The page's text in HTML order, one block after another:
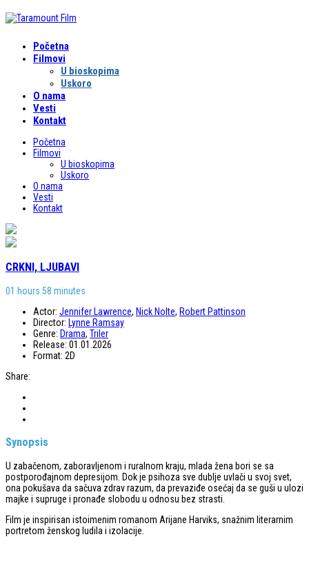
Početna
Filmovi
U bioskopima
Uskoro
O nama
Vesti
Kontakt
Početna
Filmovi
U bioskopima
Uskoro
O nama
Vesti
Kontakt
CRKNI, LJUBAVI
01 hours 58 minutes
Actor: Jennifer Lawrence, Nick Nolte, Robert Pattinson
Director: Lynne Ramsay
Genre: Drama, Triler
Release: 01.01.2026
Format: 2D
Share:
Synopsis
U zabačenom, zaboravljenom i ruralnom kraju, mlada žena bori se sa
postporođajnom depresijom. Dok je psihoza sve dublje uvlači u svoj svet,
ona pokušava da sačuva zdrav razum, da prevaziđe osećaj da se guši u ulozi
majke i supruge i pronađe slobodu u odnosu bez strasti.
Film je inspirisan istoimenim romanom Arijane Harviks, snažnim literarnim
portretom ženskog ludila i izolacije.